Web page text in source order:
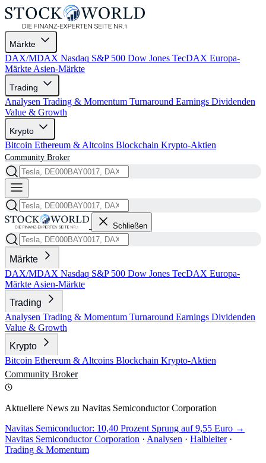
Märkte
DAX/MDAX Nasdaq S&P 500 Dow Jones TecDAX Europa-
Märkte Asien-Märkte
Trading
Analysen Trading & Momentum Turnaround Earnings Dividenden
Value & Growth
Krypto
Bitcoin Ethereum & Altcoins Blockchain Krypto-Aktien
Community Broker
Schließen
Märkte
DAX/MDAX Nasdaq S&P 500 Dow Jones TecDAX Europa-
Märkte Asien-Märkte
Trading
Analysen Trading & Momentum Turnaround Earnings Dividenden
Value & Growth
Krypto
Bitcoin Ethereum & Altcoins Blockchain Krypto-Aktien
Community Broker
Aktuellere News zu Navitas Semiconductor Corporation
Navitas Semiconductor: 10,40 Prozent Sprung auf 9,55 Euro →
Navitas Semiconductor Corporation · Analysen · Halbleiter ·
Trading & Momentum